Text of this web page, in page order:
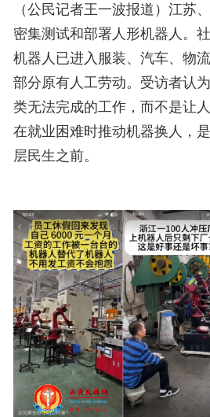
（公民记者王一波报道 ）江苏
密集测试和部署人形机器人。
机器人已进入服装、汽车、物
部分原有人工劳动。受访者认
类无法完成的工作，而不是让
在就业困难时推动机器换人，
层民生之前。